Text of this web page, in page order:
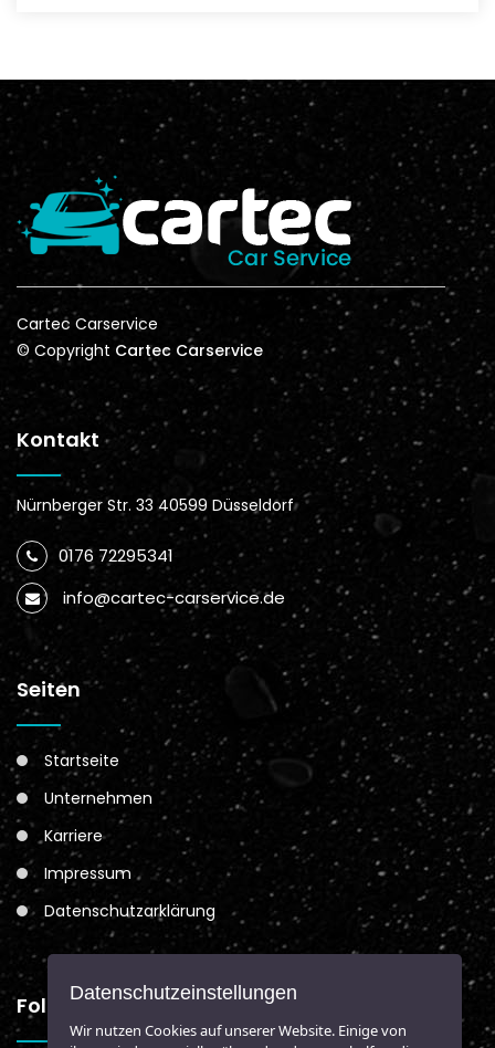
Cartec Carservice
© Copyright Cartec Carservice
Kontakt
Nürnberger Str. 33 40599 Düsseldorf
0176 72295341
info@cartec-carservice.de
Seiten
Startseite
Unternehmen
Karriere
Impressum
Datenschutzarklärung
Folgen Sie Uns
Datenschutzeinstellungen
Wir nutzen Cookies auf unserer Website. Einige von